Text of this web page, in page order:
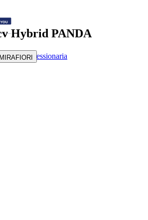
la concessionaria
Hybrid PANDA